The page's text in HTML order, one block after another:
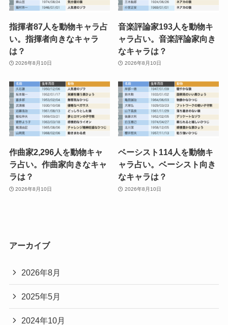
指揮者87人を動物キャラ占
い。指揮者向きなキャラ
は？
2026年8月10日
音楽評論家193人を動物キ
ャラ占い。音楽評論家向き
なキャラは？
2026年8月10日
作曲家2,296人を動物キャ
ラ占い。作曲家向きなキャ
ラは？
2026年8月10日
ベーシスト114人を動物キ
ャラ占い。ベーシスト向き
なキャラは？
2026年8月10日
アーカイブ
2026年8月
2025年5月
2024年10月